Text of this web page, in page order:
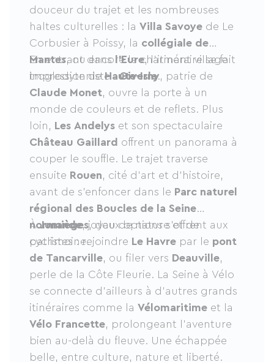
douceur du trajet et les nombreuses
haltes culturelles : la Villa Savoye de Le
Corbusier à Poissy, la collégiale de
Mantes, ou encore le charmant village
troglodyte deHaute-Isle.
En entrant dans l’Eure, l’itinéraire se fait
impressionniste :Giverny, patrie de
Claude Monet, ouvre la porte à un
monde de couleurs et de reflets. Plus
loin, Les Andelys et son spectaculaire
Château Gaillard offrent un panorama à
couper le souffle. Le trajet traverse
ensuite Rouen, cité d’art et d’histoire,
avant de s’enfoncer dans le Parc naturel
régional des Boucles de la Seine
normande, joyau de nature et de
patrimoine.
ÀJumièges, deux options s’offrent aux
cyclistes : rejoindre Le Havre par le pont
de Tancarville, ou filer vers Deauville,
perle de la Côte Fleurie. La Seine à Vélo
se connecte d’ailleurs à d’autres grands
itinéraires comme la Vélomaritime et la
Vélo Francette, prolongeant l’aventure
bien au-delà du fleuve. Une échappée
belle, entre culture, nature et liberté.